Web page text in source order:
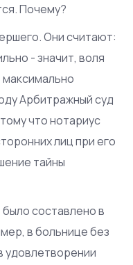
Почему?
Они считают:
- значит, воля
Арбитражный суд
что нотариус
лиц при его
тайны
составлено в
в больнице без
удовлетворении